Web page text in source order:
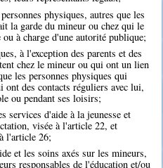
physiques, autres que les
la garde du mineur ou chez qui le
à charge d'une autorité publique;
à l'exception des parents et des
chez le mineur ou qui ont un lien
les personnes physiques qui
des contacts réguliers avec lui,
ou pendant ses loisirs;
services d'aide à la jeunesse et
visée à l'article 22, et
l'article 26;
et les soins axés sur les mineurs,
responsables de l'éducation et/ou